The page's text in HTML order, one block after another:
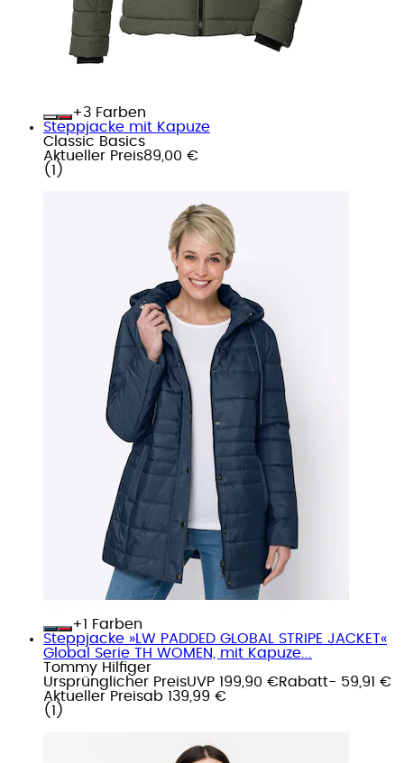
+
Farben
Steppjacke mit Kapuze
Classic Basics
Aktueller Preis89,00 €
( 1 )
+
Farben
Steppjacke »LW PADDED GLOBAL STRIPE JACKET«
Global Serie TH WOMEN, mit Kapuze...
Tommy Hilfiger
Ursprünglicher PreisUVP 199,90 €Rabatt- 59,91 €
Aktueller Preisab 139,99 €
( 1 )